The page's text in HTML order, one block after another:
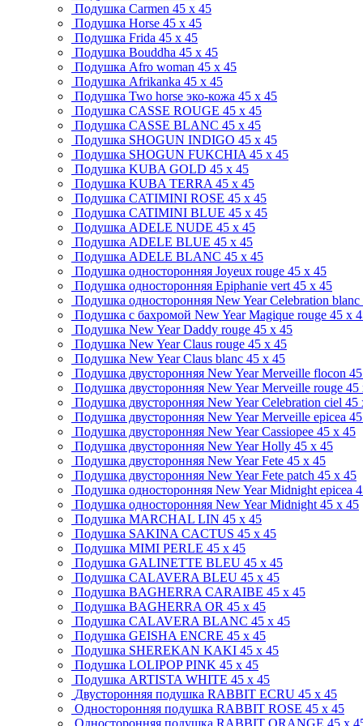
Подушка Carmen 45 x 45
Подушка Horse 45 x 45
Подушка Frida 45 x 45
Подушка Bouddha 45 x 45
Подушка Afro woman 45 x 45
Подушка Afrikanka 45 x 45
Подушка Two horse эко-кожа 45 x 45
Подушка CASSE ROUGE 45 x 45
Подушка CASSE BLANC 45 x 45
Подушка SHOGUN INDIGO 45 x 45
Подушка SHOGUN FUKCHIA 45 x 45
Подушка KUBA GOLD 45 x 45
Подушка KUBA TERRA 45 x 45
Подушка CATIMINI ROSE 45 x 45
Подушка CATIMINI BLUE 45 x 45
Подушка ADELE NUDE 45 x 45
Подушка ADELE BLUE 45 x 45
Подушка ADELE BLANC 45 x 45
Подушка односторонняя Joyeux rouge 45 x 45
Подушка односторонняя Epiphanie vert 45 x 45
Подушка односторонняя New Year Celebration blanc
Подушка с бахромой New Year Magique rouge 45 x
Подушка New Year Daddy rouge 45 x 45
Подушка New Year Claus rouge 45 x 45
Подушка New Year Claus blanc 45 x 45
Подушка двусторонняя New Year Merveille flocon
Подушка двусторонняя New Year Merveille rouge 45
Подушка двусторонняя New Year Celebration ciel 45
Подушка двусторонняя New Year Merveille epicea
Подушка двусторонняя New Year Cassiopee 45 x 45
Подушка двусторонняя New Year Holly 45 x 45
Подушка двусторонняя New Year Fete 45 x 45
Подушка двусторонняя New Year Fete patch 45 x 45
Подушка односторонняя New Year Midnight epicea
Подушка односторонняя New Year Midnight 45 x 45
Подушка MARCHAL LIN 45 x 45
Подушка SAKINA CACTUS 45 x 45
Подушка MIMI PERLE 45 x 45
Подушка GALINETTE BLEU 45 x 45
Подушка CALAVERA BLEU 45 x 45
Подушка BAGHERRA CARAIBE 45 x 45
Подушка BAGHERRA OR 45 x 45
Подушка CALAVERA BLANC 45 x 45
Подушка GEISHA ENCRE 45 x 45
Подушка SHEREKAN KAKI 45 x 45
Подушка LOLIPOP PINK 45 x 45
Подушка ARTISTA WHITE 45 x 45
Двусторонняя подушка RABBIT ECRU 45 x 45
Односторонняя подушка RABBIT ROSE 45 x 45
Односторонняя подушка RABBIT ORANGE 45 x